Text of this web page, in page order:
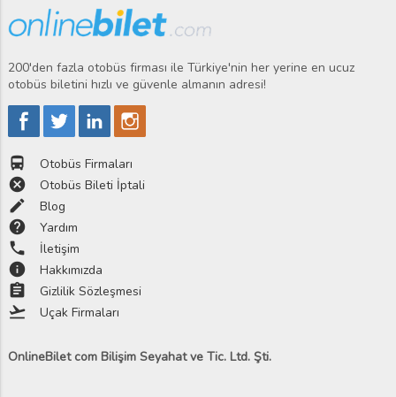
200'den fazla otobüs firması ile Türkiye'nin her yerine en ucuz
otobüs biletini hızlı ve güvenle almanın adresi!
directions_bus Otobüs Firmaları
cancel Otobüs Bileti İptali
edit Blog
help Yardım
phone İletişim
info Hakkımızda
assignment Gizlilik Sözleşmesi
flight_takeoff Uçak Firmaları
OnlineBilet com Bilişim Seyahat ve Tic. Ltd. Şti.